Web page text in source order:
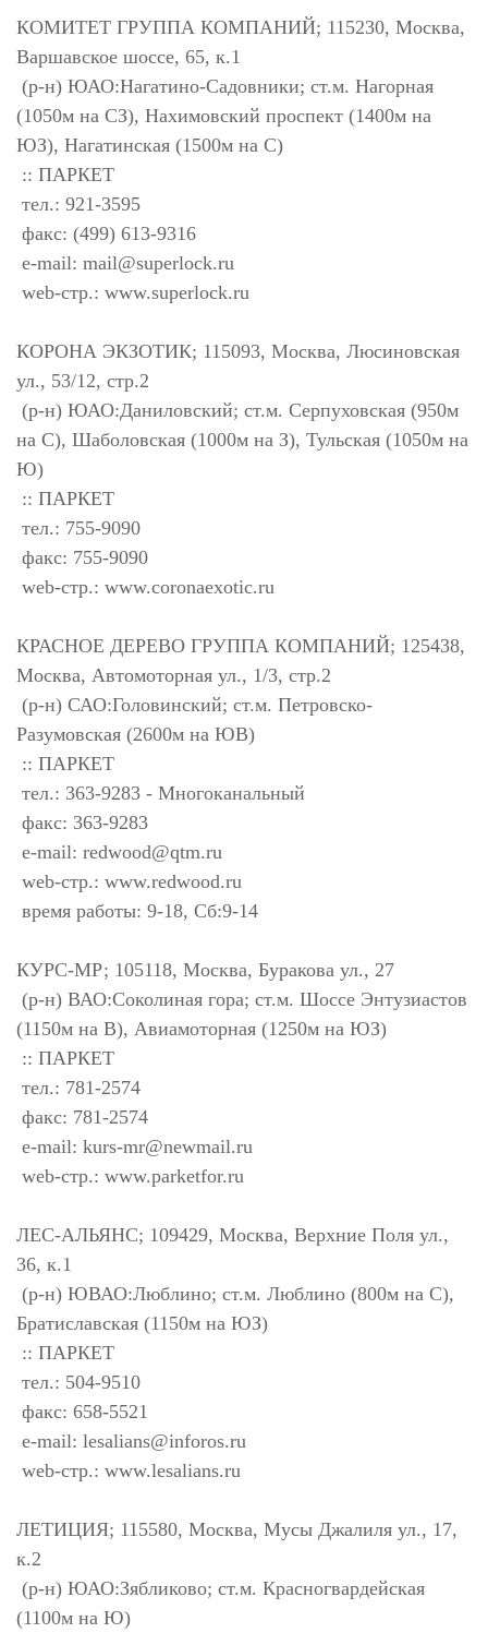
КОМИТЕТ ГРУППА КОМПАНИЙ; 115230, Москва,
Варшавское шоссе, 65, к.1
(р-н) ЮАО:Нагатино-Садовники; ст.м. Нагорная
(1050м на СЗ), Нахимовский проспект (1400м на
ЮЗ), Нагатинская (1500м на С)
:: ПАРКЕТ
тел.: 921-3595
факс: (499) 613-9316
e-mail: mail@superlock.ru
web-стр.: www.superlock.ru
КОРОНА ЭКЗОТИК; 115093, Москва, Люсиновская
ул., 53/12, стр.2
(р-н) ЮАО:Даниловский; ст.м. Серпуховская (950м
на С), Шаболовская (1000м на З), Тульская (1050м на
Ю)
:: ПАРКЕТ
тел.: 755-9090
факс: 755-9090
web-стр.: www.coronaexotic.ru
КРАСНОЕ ДЕРЕВО ГРУППА КОМПАНИЙ; 125438,
Москва, Автомоторная ул., 1/3, стр.2
(р-н) САО:Головинский; ст.м. Петровско-
Разумовская (2600м на ЮВ)
:: ПАРКЕТ
тел.: 363-9283 - Многоканальный
факс: 363-9283
e-mail: redwood@qtm.ru
web-стр.: www.redwood.ru
время работы: 9-18, Сб:9-14
КУРС-МР; 105118, Москва, Буракова ул., 27
(р-н) ВАО:Соколиная гора; ст.м. Шоссе Энтузиастов
(1150м на В), Авиамоторная (1250м на ЮЗ)
:: ПАРКЕТ
тел.: 781-2574
факс: 781-2574
e-mail: kurs-mr@newmail.ru
web-стр.: www.parketfor.ru
ЛЕС-АЛЬЯНС; 109429, Москва, Верхние Поля ул.,
36, к.1
(р-н) ЮВАО:Люблино; ст.м. Люблино (800м на С),
Братиславская (1150м на ЮЗ)
:: ПАРКЕТ
тел.: 504-9510
факс: 658-5521
e-mail: lesalians@inforos.ru
web-стр.: www.lesalians.ru
ЛЕТИЦИЯ; 115580, Москва, Мусы Джалиля ул., 17,
к.2
(р-н) ЮАО:Зябликово; ст.м. Красногвардейская
(1100м на Ю)